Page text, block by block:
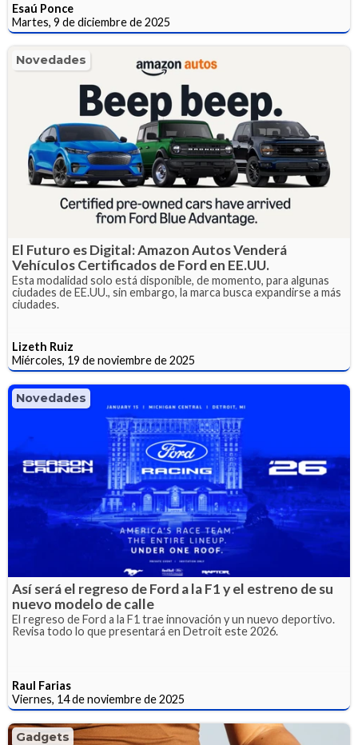
Esaú Ponce
Martes, 9 de diciembre de 2025
Novedades
El Futuro es Digital: Amazon Autos Venderá
Vehículos Certificados de Ford en EE.UU.
Esta modalidad solo está disponible, de momento, para algunas
ciudades de EE.UU., sin embargo, la marca busca expandirse a más
ciudades.
Lizeth Ruiz
Miércoles, 19 de noviembre de 2025
Novedades
Así será el regreso de Ford a la F1 y el estreno de su
nuevo modelo de calle
El regreso de Ford a la F1 trae innovación y un nuevo deportivo.
Revisa todo lo que presentará en Detroit este 2026.
Raul Farias
Viernes, 14 de noviembre de 2025
Gadgets